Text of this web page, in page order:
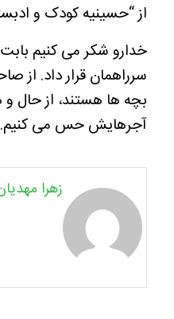
از “حسینیه کودک و
خدارو شکر می کنیم
سرراهمان قرار داد. از
بچه ها هستند، از حال
آجرهایش حس می
زهرا